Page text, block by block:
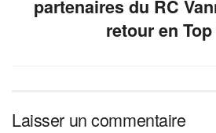
partenaires du RC
retour en
Laisser un commentaire